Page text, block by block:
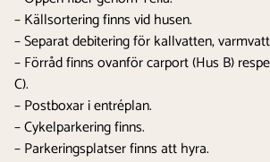
– Källsortering finns vid husen.
– Separat debitering för kallvatten,
– Förråd finns ovanför carport (Hus B)
C).
– Postboxar i entréplan.
– Cykelparkering finns.
– Parkeringsplatser finns att hyra.